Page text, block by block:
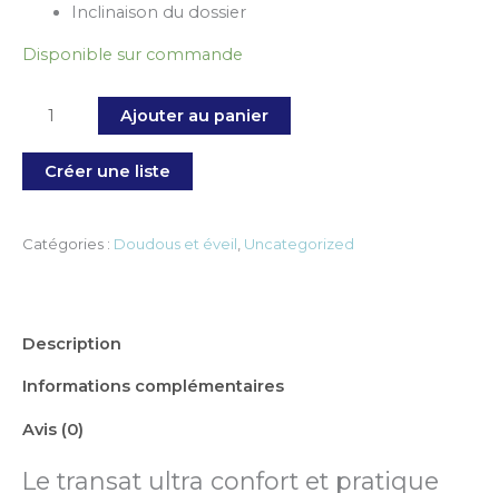
Inclinaison du dossier
Disponible sur commande
Ajouter au panier
Créer une liste
Catégories : Doudous et éveil, Uncategorized
Description
Informations complémentaires
Avis (0)
Le transat ultra confort et pratique